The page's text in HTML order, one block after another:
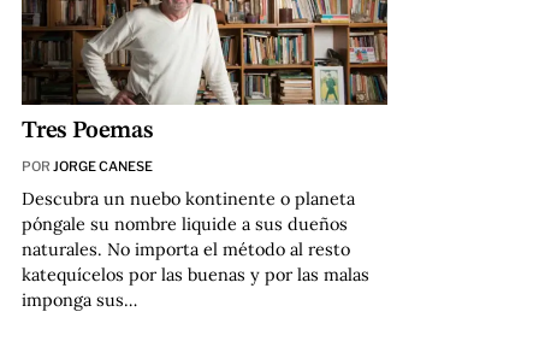
Tres Poemas
POR JORGE CANESE
Descubra un nuebo kontinente o planeta
póngale su nombre liquide a sus dueños
naturales. No importa el método al resto
katequícelos por las buenas y por las malas
imponga sus…